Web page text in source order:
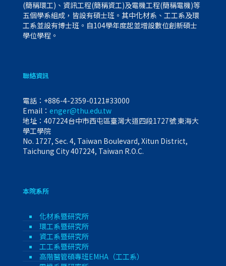
(簡稱環工)、資訊工程(簡稱資工)及電機工程(簡稱電機)等
五個學系組成，皆設有碩士班。其中化材系、工工系及環
工系並設有博士班。自104學年度起並增設數位創新碩士
學位學程。
聯絡資訊
電話： +886-4-2359-0121#33000
Email： enger@thu.edu.tw
地址：407224台中市西屯區臺灣大道四段1727號 東海大
學工學院
No. 1727, Sec. 4, Taiwan Boulevard, Xitun District,
Taichung City 407224, Taiwan R.O.C.
本院系所
化材系暨研究所
環工系暨研究所
資工系暨研究所
工工系暨研究所
高階醫管碩專班EMHA（工工系）